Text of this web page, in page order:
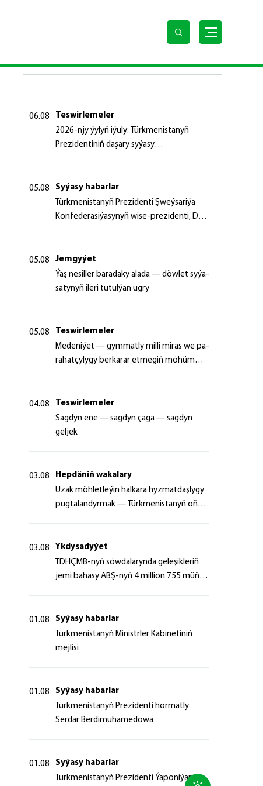
06.08
Teswirlemeler
2026-njy ýylyň iýuly: Türkmenistanyň
Prezidentiniň daşary syýasy
05.08
Syýasy habarlar
Türk­me­nis­ta­nyň Prezidenti Şweý­sa­ri­ýa
Kon­fe­de­ra­si­ýa­sy­nyň wi­se-prezidenti, Da­
05.08
Jemgyýet
Ýaş ne­sil­ler ba­ra­da­ky ala­da — döw­let sy­ýa­
sa­ty­nyň ile­ri tu­tul­ýan ug­ry
05.08
Teswirlemeler
Me­de­ni­ýet — gym­mat­ly milli mi­ras we pa­
ra­hat­çy­ly­gy ber­ka­rar et­me­giň mö­hüm
04.08
Teswirlemeler
Sagdyn ene — sagdyn çaga — sagdyn
geljek
03.08
Hepdäniň wakalary
Uzak möhletleýin halkara hyzmatdaşlygy
pugtalandyrmak — Türkmenistanyň oňyn
03.08
Ykdysadyýet
TDHÇMB-nyň söwdalarynda geleşikleriň
jemi bahasy ABŞ-nyň 4 million 755 müň
01.08
Syýasy habarlar
Türkmenistanyň Ministrler Kabinetiniň
mejlisi
01.08
Syýasy habarlar
Türkmenistanyň Prezidenti hormatly
Serdar Berdimuhamedowa
01.08
Syýasy habarlar
Türkmenistanyň Prezidenti Ýaponiýanyň